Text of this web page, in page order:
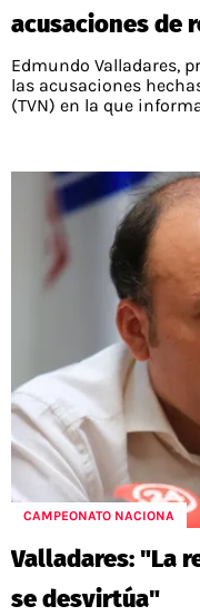
acusaciones de
Edmundo Valladares,
las acusaciones
(TVN) en la que
CAMPEONATO NACIONA
Valladares: "La
se desvirtúa"